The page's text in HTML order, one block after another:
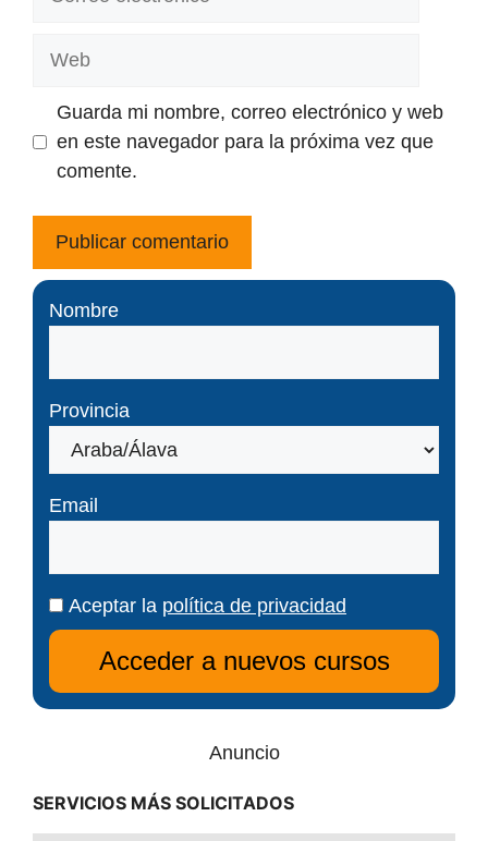
Guarda mi nombre, correo electrónico y web
en este navegador para la próxima vez que
comente.
Nombre
Provincia
Email
Aceptar la política de privacidad
Anuncio
SERVICIOS MÁS SOLICITADOS